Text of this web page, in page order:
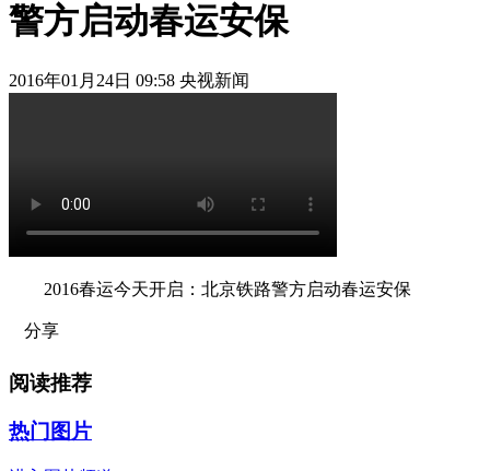
警方启动春运安保
2016年01月24日 09:58 央视新闻
2016春运今天开启：北京铁路警方启动春运安保
分享
阅读推荐
热门图片